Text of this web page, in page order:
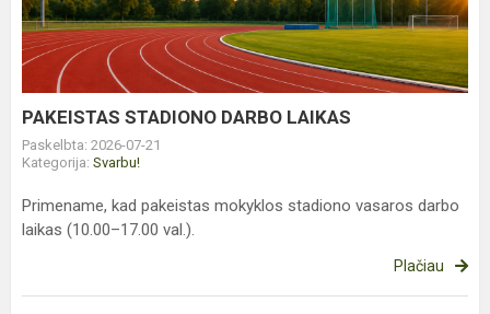
LAIKAS
PAKEISTAS STADIONO DARBO LAIKAS
Paskelbta: 2026-07-21
Kategorija: Svarbu!
Primename, kad pakeistas mokyklos stadiono vasaros darbo
laikas (10.00–17.00 val.).
Plačiau